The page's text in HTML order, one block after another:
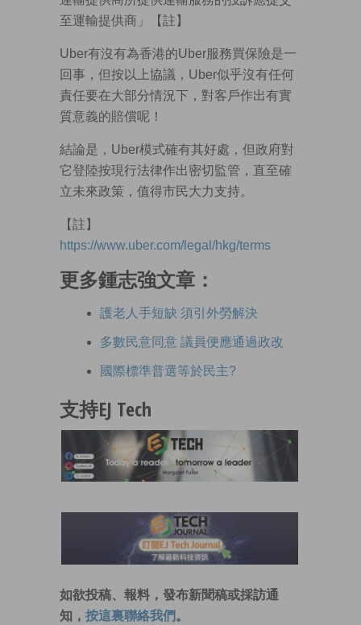
至運輸提供商」【註】
Uber有沒有為香港的Uber服務買保險是一
回事，但按以上協議，Uber似乎沒有任何
責任要在大部分情況下，對客戶作出有實
質意義的賠償呢！
結論是，Uber模式確有其好處，但政府對
它登陸按現行法律作出密切監管，直至確
立未來政策，值得市民大力支持。
【註】
https://www.uber.com/legal/hkg/terms
更多鍾志強文章：
護老人手短缺 須引外勞解決
多數民意同意 議員便應通過政改
國際標準普選等於民主?
支持EJ Tech
如欲投稿、報料，發布新聞稿或採訪通
知， 按這裏聯絡我們 。